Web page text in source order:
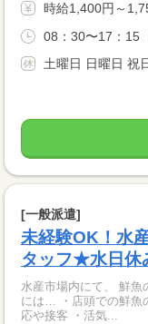
時給1,400円～
08：30〜17：15
土曜日 日曜日 祝
[一般派遣]
未経験OK！水
タッフ★水日休
水産市場内にて、 鮮魚の
には… ・店頭での鮮魚
応や接客 ・活気...